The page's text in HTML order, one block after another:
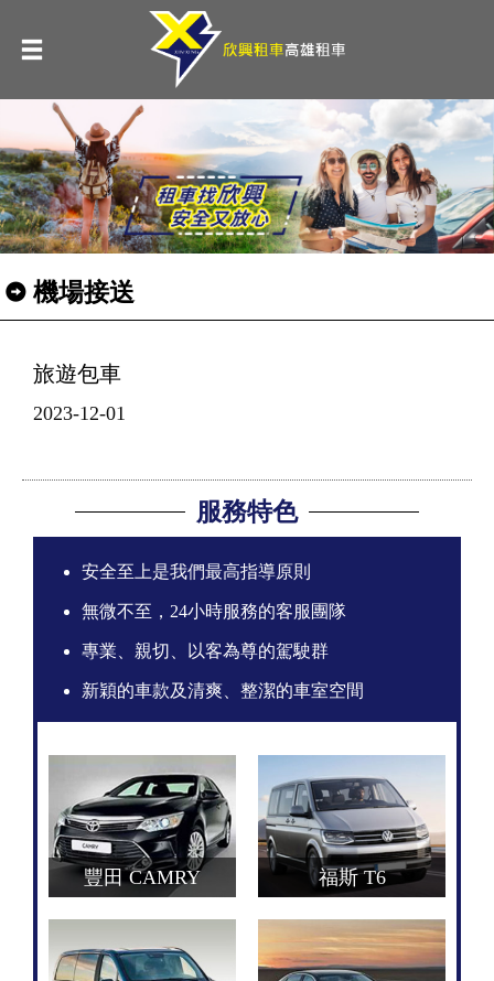
機場接送
旅遊包車
2023-12-01
服務特色
安全至上是我們最高指導原則
無微不至，24小時服務的客服團隊
專業、親切、以客為尊的駕駛群
新穎的車款及清爽、整潔的車室空間
豐田 CAMRY 福斯 T6